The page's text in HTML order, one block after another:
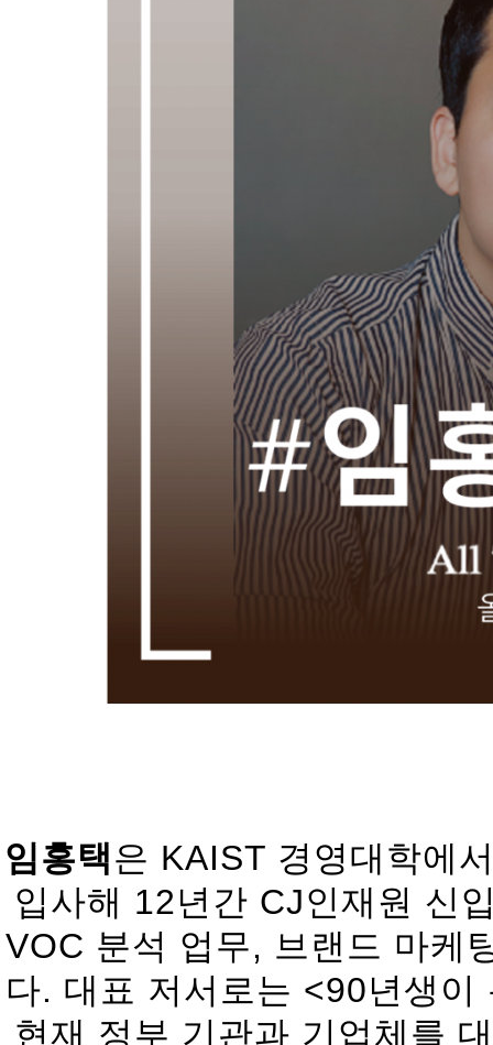
임홍택은 KAIST 경영대학에
입사해 12년간 CJ인재원 신
VOC 분석 업무, 브랜드 마케
다. 대표 저서로는 <90년생
현재 정부 기관과 기업체를